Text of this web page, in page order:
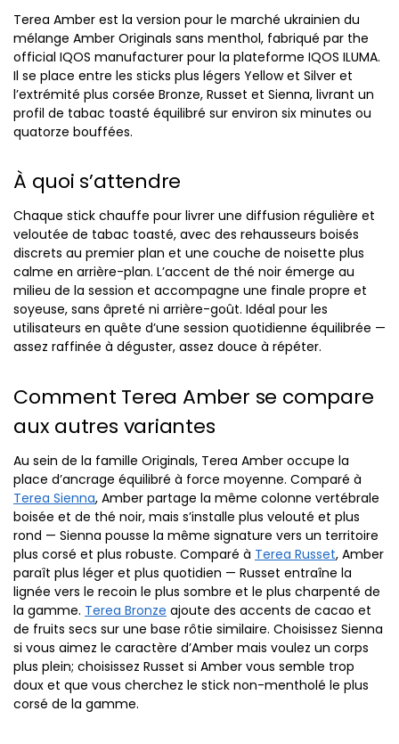
Terea Amber est la version pour le marché ukrainien du
mélange Amber Originals sans menthol, fabriqué par the
official IQOS manufacturer pour la plateforme IQOS ILUMA.
Il se place entre les sticks plus légers Yellow et Silver et
l’extrémité plus corsée Bronze, Russet et Sienna, livrant un
profil de tabac toasté équilibré sur environ six minutes ou
quatorze bouffées.
À quoi s’attendre
Chaque stick chauffe pour livrer une diffusion régulière et
veloutée de tabac toasté, avec des rehausseurs boisés
discrets au premier plan et une couche de noisette plus
calme en arrière-plan. L’accent de thé noir émerge au
milieu de la session et accompagne une finale propre et
soyeuse, sans âpreté ni arrière-goût. Idéal pour les
utilisateurs en quête d’une session quotidienne équilibrée —
assez raffinée à déguster, assez douce à répéter.
Comment Terea Amber se compare
aux autres variantes
Au sein de la famille Originals, Terea Amber occupe la
place d’ancrage équilibré à force moyenne. Comparé à
Terea Sienna, Amber partage la même colonne vertébrale
boisée et de thé noir, mais s’installe plus velouté et plus
rond — Sienna pousse la même signature vers un territoire
plus corsé et plus robuste. Comparé à Terea Russet, Amber
paraît plus léger et plus quotidien — Russet entraîne la
lignée vers le recoin le plus sombre et le plus charpenté de
la gamme. Terea Bronze ajoute des accents de cacao et
de fruits secs sur une base rôtie similaire. Choisissez Sienna
si vous aimez le caractère d’Amber mais voulez un corps
plus plein; choisissez Russet si Amber vous semble trop
doux et que vous cherchez le stick non-mentholé le plus
corsé de la gamme.